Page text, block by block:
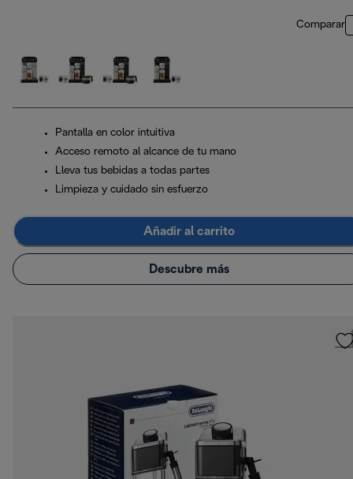
Comparar
Pantalla en color intuitiva
Acceso remoto al alcance de tu mano
Lleva tus bebidas a todas partes
Limpieza y cuidado sin esfuerzo
Añadir al carrito
Descubre más